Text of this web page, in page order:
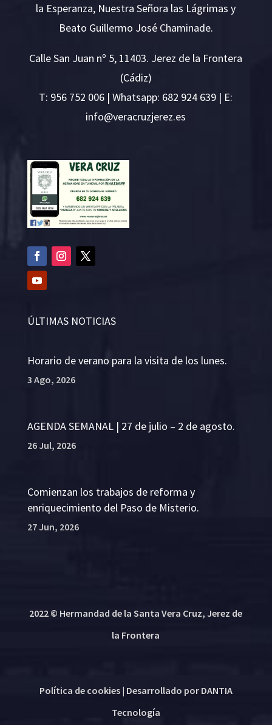
la Esperanza, Nuestra Señora las Lágrimas y
Beato Guillermo José Chaminade.
Calle San Juan nº 5, 11403. Jerez de la Frontera
(Cádiz)
T: 956 752 006 | Whatsapp: 682 924 639 | E:
se.ze
rejzu
rcare
v@ofn
i
ÚLTIMAS NOTICIAS
Horario de verano para la visita de los lunes.
3 Ago, 2026
AGENDA SEMANAL | 27 de julio – 2 de agosto.
26 Jul, 2026
Comienzan los trabajos de reforma y
enriquecimiento del Paso de Misterio.
27 Jun, 2026
2022 © Hermandad de la Santa Vera Cruz, Jerez de
la Frontera
Política de cookies| Desarrollado por DANTIA
Tecnología